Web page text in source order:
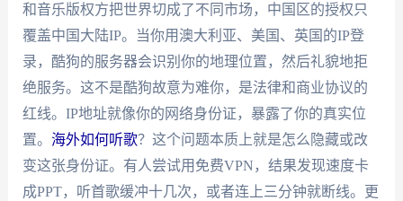
和音乐版权方把世界切成了不同市场，中国区的授权只
覆盖中国大陆IP。当你用澳大利亚、美国、英国的IP登
录，酷狗的服务器会识别你的地理位置，然后礼貌地拒
绝服务。这不是酷狗故意为难你，是法律和商业协议的
红线。IP地址就像你的网络身份证，暴露了你的真实位
置。 海外如何听歌？这个问题本质上就是怎么隐藏或改
变这张身份证。有人尝试用免费VPN，结果发现速度卡
成PPT，听首歌缓冲十几次，或者连上三分钟就断线。更